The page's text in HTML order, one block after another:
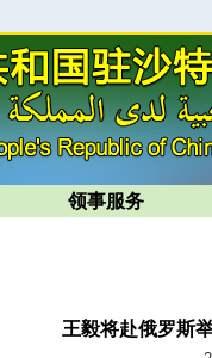
领事服务
王毅将赴俄罗斯